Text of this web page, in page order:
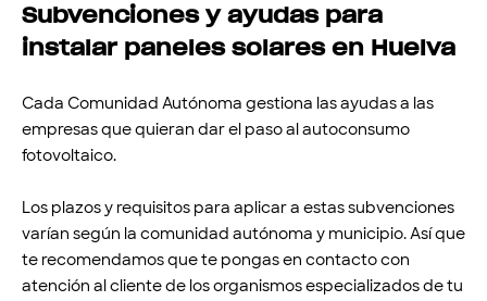
Subvenciones y ayudas para
instalar paneles solares en Huelva
Cada Comunidad Autónoma gestiona las ayudas a las
empresas que quieran dar el paso al autoconsumo
fotovoltaico.
Los plazos y requisitos para aplicar a estas subvenciones
varían según la comunidad autónoma y municipio. Así que
te recomendamos que te pongas en contacto con
atención al cliente de los organismos especializados de tu